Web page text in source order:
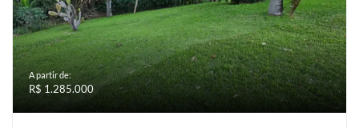
A partir de:
R$ 1.285.000